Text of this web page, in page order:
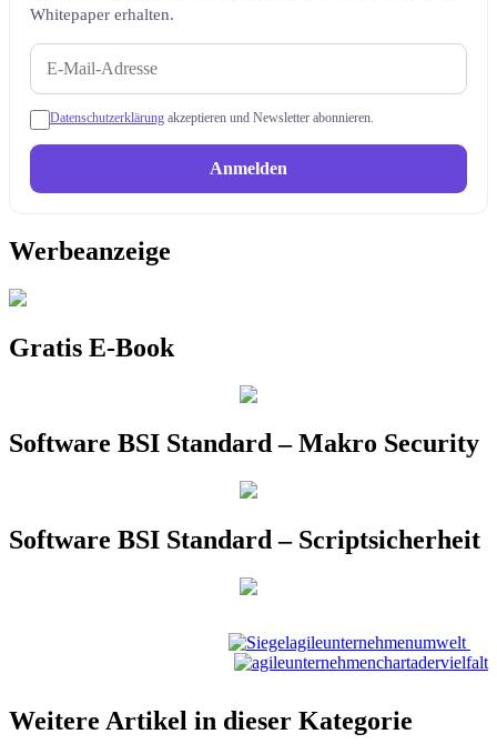
Whitepaper erhalten.
Datenschutzerklärung akzeptieren und Newsletter abonnieren.
Anmelden
Werbeanzeige
Gratis E-Book
Software BSI Standard – Makro Security
Software BSI Standard – Scriptsicherheit
Weitere Artikel in dieser Kategorie